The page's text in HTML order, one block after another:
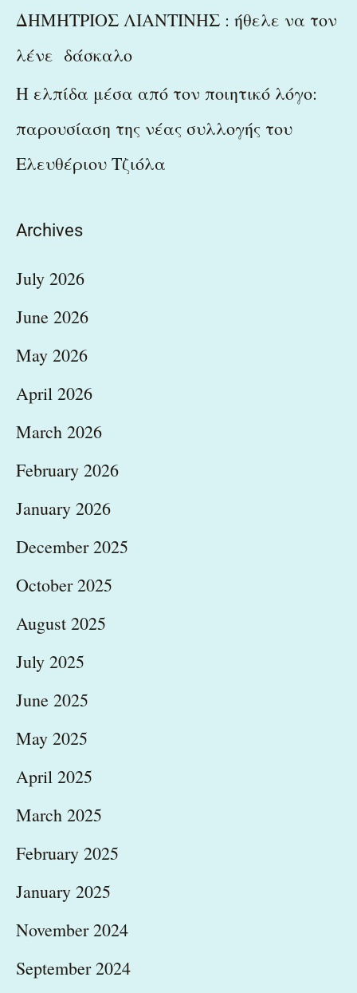
ΔΗΜΗΤΡΙΟΣ ΛΙΑΝΤΙΝΗΣ : ήθελε να τον
λένε δάσκαλο
Η ελπίδα μέσα από τον ποιητικό λόγο:
παρουσίαση της νέας συλλογής του
Ελευθέριου Τζιόλα
Archives
July 2026
June 2026
May 2026
April 2026
March 2026
February 2026
January 2026
December 2025
October 2025
August 2025
July 2025
June 2025
May 2025
April 2025
March 2025
February 2025
January 2025
November 2024
September 2024